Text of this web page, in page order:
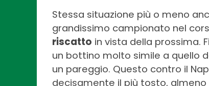
Stessa situazione più o meno
grandissimo campionato nel
riscatto in vista della prossima.
un bottino molto simile a quello
un pareggio. Questo contro il
decisamente il più tosto,